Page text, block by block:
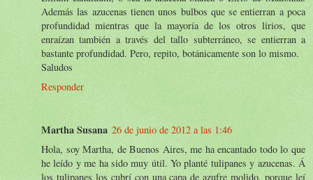
Además las azucenas tienen unos bulbos que se entierran a poca
profundidad mientras que la mayoría de los otros lirios, que
enraízan también a través del tallo subterráneo, se entierran a
bastante profundidad. Pero, repito, botánicamente son lo mismo.
Saludos
Responder
Martha Susana 26 de junio de 2012 a las 1:46
Hola, soy Martha, de Buenos Aires, me ha encantado todo lo que
he leído y me ha sido muy útil. Yo planté tulipanes y azucenas. Á
los tulipanes los cubrí con una capa de azufre molido, porque leí